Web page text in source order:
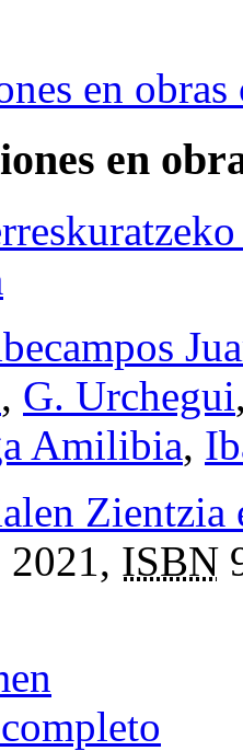
en
en
, G. Urchegui
Amilibia,
Zientzia
2021, ISBN